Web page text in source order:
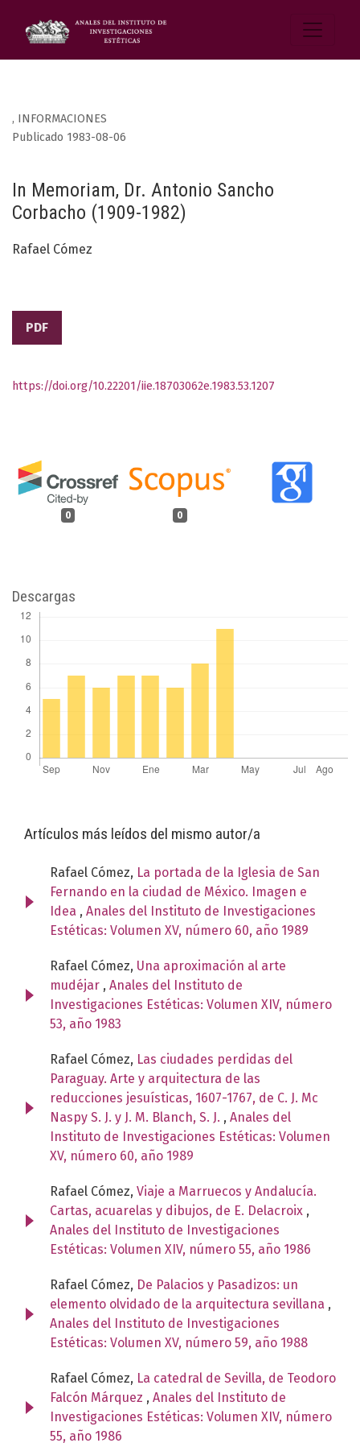
, INFORMACIONES
In Memoriam, Dr. Antonio Sancho
Corbacho (1909-1982)
Publicado 1983-08-06
Rafael Cómez
PDF
0 0
https://doi.org/10.22201/iie.18703062e.1983.53.1207
Descargas
Artículos más leídos del mismo autor/a
Rafael Cómez, La portada de la Iglesia de San
Fernando en la ciudad de México. Imagen e
Idea , Anales del Instituto de Investigaciones
Estéticas: Volumen XV, número 60, año 1989
Rafael Cómez, Una aproximación al arte
mudéjar , Anales del Instituto de
Investigaciones Estéticas: Volumen XIV, número
53, año 1983
Rafael Cómez, Las ciudades perdidas del
Paraguay. Arte y arquitectura de las
reducciones jesuísticas, 1607-1767, de C. J. Mc
Naspy S. J. y J. M. Blanch, S. J. , Anales del
Instituto de Investigaciones Estéticas: Volumen
XV, número 60, año 1989
Rafael Cómez, Viaje a Marruecos y Andalucía.
Cartas, acuarelas y dibujos, de E. Delacroix ,
Anales del Instituto de Investigaciones
Estéticas: Volumen XIV, número 55, año 1986
Rafael Cómez, De Palacios y Pasadizos: un
elemento olvidado de la arquitectura sevillana ,
Anales del Instituto de Investigaciones
Estéticas: Volumen XV, número 59, año 1988
Rafael Cómez, La catedral de Sevilla, de Teodoro
Falcón Márquez , Anales del Instituto de
Investigaciones Estéticas: Volumen XIV, número
55, año 1986